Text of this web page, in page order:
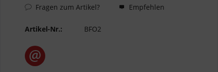
Fragen zum Artikel? Empfehlen
Artikel-Nr.: BFO2